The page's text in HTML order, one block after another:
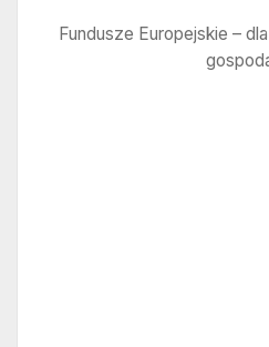
Fundusze Europejskie –